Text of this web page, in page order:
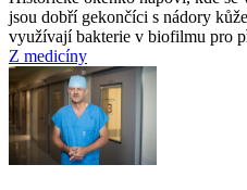
jsou dobří gekončíci s nádory
využívají bakterie v biofilmu pro
Z medicíny